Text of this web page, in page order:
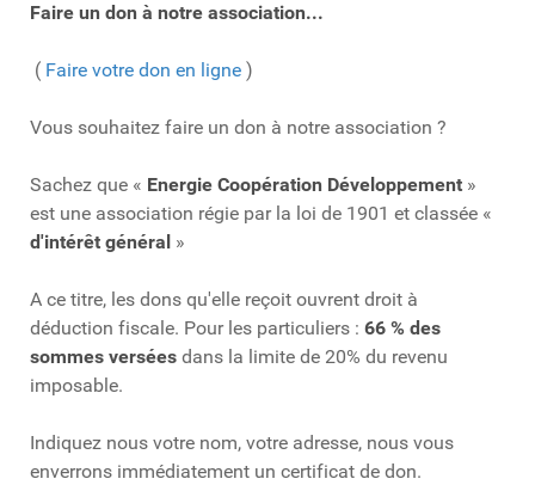
Faire un don à notre association...
( Faire votre don en ligne )
Vous souhaitez faire un don à notre association ?
Sachez que « Energie Coopération Développement »
est une association régie par la loi de 1901 et classée «
d'intérêt général »
A ce titre, les dons qu'elle reçoit ouvrent droit à
déduction fiscale. Pour les particuliers : 66 % des
sommes versées dans la limite de 20% du revenu
imposable.
Indiquez nous votre nom, votre adresse, nous vous
enverrons immédiatement un certificat de don.